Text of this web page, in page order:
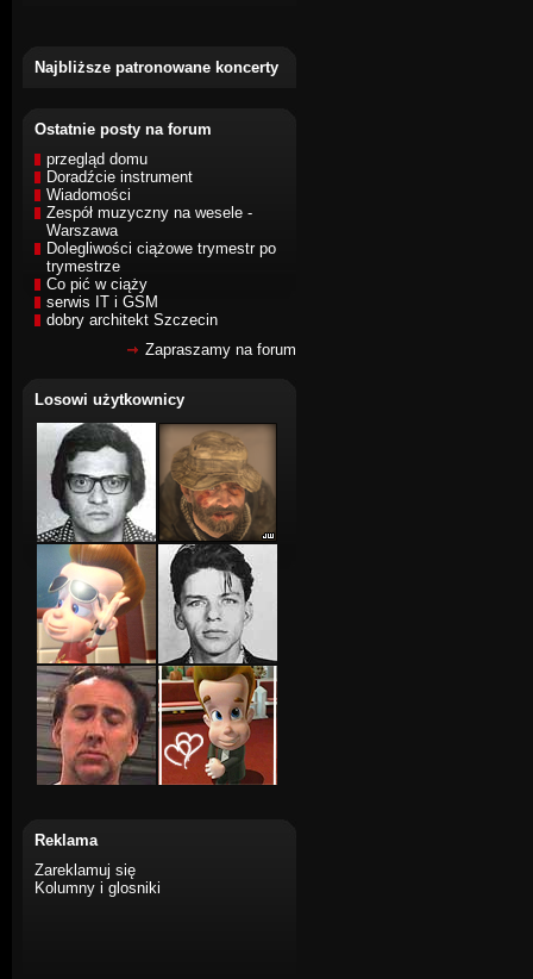
Najbliższe patronowane koncerty
Ostatnie posty na forum
przegląd domu
Doradźcie instrument
Wiadomości
Zespół muzyczny na wesele -
Warszawa
Dolegliwości ciążowe trymestr po
trymestrze
Co pić w ciąży
serwis IT i GSM
dobry architekt Szczecin
Zapraszamy na forum
Losowi użytkownicy
Reklama
Zareklamuj się
Kolumny i glosniki